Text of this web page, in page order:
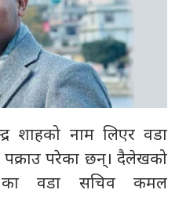
शाहको नाम लिएर वडा
परेका छन्। दैलेखको
का वडा सचिव कमल